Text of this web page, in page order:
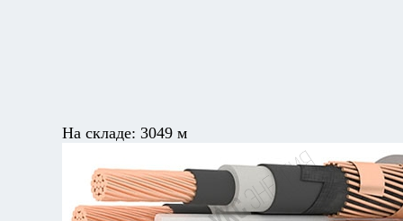
На складе: 3049 м